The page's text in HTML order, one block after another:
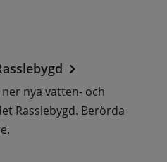
nya vatten- och
Rasslebygd. Berörda